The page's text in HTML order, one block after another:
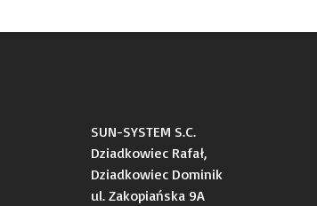
SUN-SYSTEM S.C.
Dziadkowiec Rafał,
Dziadkowiec Dominik
ul. Zakopiańska 9A